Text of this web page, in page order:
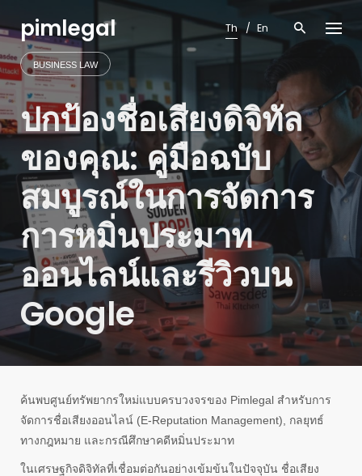
contentpimlegal Th En
BUSINESS LAW
ปกป้องชื่อเสียงดิจิทัล
ของคุณ: คู่มือฉบับ
สมบูรณ์ในการจัดการ
การหมิ่นประมาท
ออนไลน์และรีวิวบน
Google
ค้นพบศูนย์ทรัพยากรใหม่แบบครบวงจรของ Pimlegal สำหรับการ
จัดการชื่อเสียงออนไลน์ (E-Reputation Management), กลยุทธ์
ทางกฎหมาย และกรณีศึกษาคดีหมิ่นประมาท
ในเศรษฐกิจดิจิทัลที่เชื่อมต่อกันอย่างเข้มข้นในปัจจุบัน ชื่อเสียง